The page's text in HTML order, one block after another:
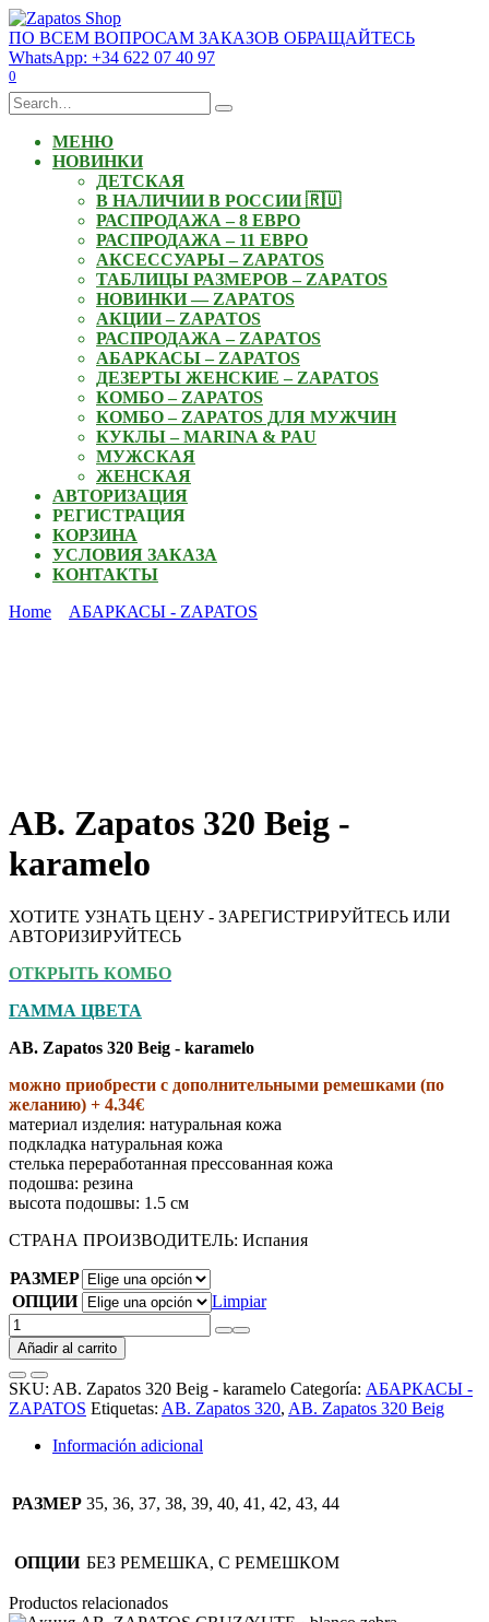
Skip
to
content
ПО ВСЕМ ВОПРОСАМ ЗАКАЗОВ ОБРАЩАЙТЕСЬ
WhatsApp: +34 622 07 40 97
0
Search
for:
МЕНЮ
НОВИНКИ
ДЕТСКАЯ
В НАЛИЧИИ В РОССИИ 🇷🇺
РАСПРОДАЖА – 8 ЕВРО
РАСПРОДАЖА – 11 ЕВРО
АКСЕССУАРЫ – ZAPATOS
ТАБЛИЦЫ РАЗМЕРОВ – ZAPATOS
НОВИНКИ — ZAPATOS
АКЦИИ – ZAPATOS
РАСПРОДАЖА – ZAPATOS
АБАРКАСЫ – ZAPATOS
ДЕЗЕРТЫ ЖЕНСКИЕ – ZAPATOS
КОМБО – ZAPATOS
КОМБО – ZAPATOS ДЛЯ МУЖЧИН
КУКЛЫ – MARINA & PAU
МУЖСКАЯ
ЖЕНСКАЯ
АВТОРИЗАЦИЯ
РЕГИСТРАЦИЯ
КОРЗИНА
УСЛОВИЯ ЗАКАЗА
КОНТАКТЫ
Home
АБАРКАСЫ - ZAPATOS
AB. Zapatos 320 Beig -
karamelo
ХОТИТЕ УЗНАТЬ ЦЕНУ - ЗАРЕГИСТРИРУЙТЕСЬ ИЛИ
АВТОРИЗИРУЙТЕСЬ
ОТКРЫТЬ КОМБО
ГАММА ЦВЕТА
AB. Zapatos 320 Beig - karamelo
можно приобрести с дополнительными ремешками (по
желанию) + 4.34€
материал изделия: натуральная кожа
подкладка натуральная кожа
стелька переработанная прессованная кожа
подошва: резина
высота подошвы: 1.5 см
СТРАНА ПРОИЗВОДИТЕЛЬ: Испания
РАЗМЕР
ОПЦИИ
Limpiar
AB.
Zapatos
320
Beig
-
karamelo
cantidad
Añadir al carrito
SKU: AB. Zapatos 320 Beig - karamelo Categoría: АБАРКАСЫ -
ZAPATOS Etiquetas: AB. Zapatos 320, AB. Zapatos 320 Beig
Información adicional
РАЗМЕР 35, 36, 37, 38, 39, 40, 41, 42, 43, 44
ОПЦИИ БЕЗ РЕМЕШКА, С РЕМЕШКОМ
Productos relacionados